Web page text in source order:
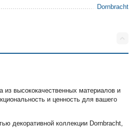
Dornbracht
из высококачественных материалов и
и ценность для вашего
декоративной коллекции Dornbracht,